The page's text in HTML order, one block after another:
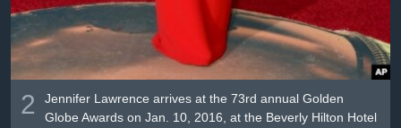
2
Jennifer Lawrence arrives at the 73rd annual Golden
Globe Awards on Jan. 10, 2016, at the Beverly Hilton Hotel